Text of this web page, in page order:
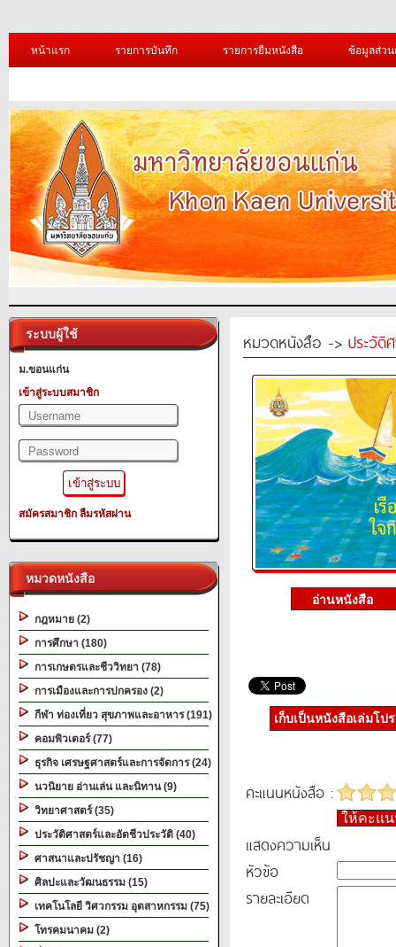
หน้าแรก รายการบันทึก รายการยืมหนังสือ ข้อมูลส่ว
ระบบผู้ใช้
ม.ขอนแก่น
เข้าสู่ระบบสมาชิก
สมัครสมาชิก ลืมรหัสผ่าน
หมวดหนังสือ
กฎหมาย (2)
การศึกษา (180)
การเกษตรและชีววิทยา (78)
การเมืองและการปกครอง (2)
กีฬา ท่องเที่ยว สุขภาพและอาหาร (191)
คอมพิวเตอร์ (77)
ธุรกิจ เศรษฐศาสตร์และการจัดการ (24)
นวนิยาย อ่านเล่น และนิทาน (9)
วิทยาศาสตร์ (35)
ประวัติศาสตร์และอัตชีวประวัติ (40)
ศาสนาและปรัชญา (16)
ศิลปะและวัฒนธรรม (15)
เทคโนโลยี วิศวกรรม อุตสาหกรรม (75)
โทรคมนาคม (2)
หมวดหนังสือ -> ประวัติ
เก็บเป็นหนังสือเล่มโป
คะแนนหนังสือ :
ให้คะแ
แสดงความเห็น
หัวข้อ
รายละเอียด